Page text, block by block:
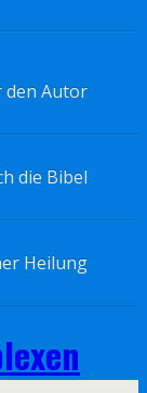
den Autor
die Bibel
Heilung